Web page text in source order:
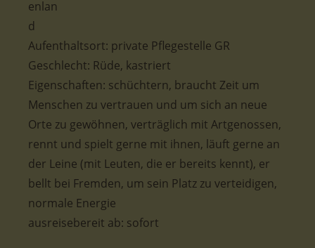
Aufenthaltsort: private Pflegestelle GR
Geschlecht: Rüde, kastriert
Eigenschaften: schüchtern, braucht Zeit um
Menschen zu vertrauen und um sich an neue
Orte zu gewöhnen, verträglich mit Artgenossen,
rennt und spielt gerne mit ihnen, läuft gerne an
der Leine (mit Leuten, die er bereits kennt), er
bellt bei Fremden, um sein Platz zu verteidigen,
normale Energie
ausreisebereit ab: sofort